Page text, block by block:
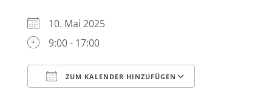
10. Mai 2025
9:00 - 17:00
ZUM KALENDER HINZUFÜGEN